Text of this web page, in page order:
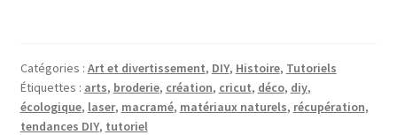
Catégories : Art et divertissement, DIY, Histoire, Tutoriels
Étiquettes : arts, broderie, création, cricut, déco, diy,
écologique, laser, macramé, matériaux naturels, récupération,
tendances DIY, tutoriel